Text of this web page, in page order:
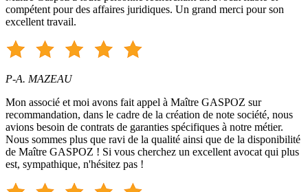
compétent pour des affaires juridiques. Un grand merci pour son
excellent travail.
P-A. MAZEAU
Mon associé et moi avons fait appel à Maître GASPOZ sur
recommandation, dans le cadre de la création de note société, nous
avions besoin de contrats de garanties spécifiques à notre métier.
Nous sommes plus que ravi de la qualité ainsi que de la disponibilité
de Maître GASPOZ ! Si vous cherchez un excellent avocat qui plus
est, sympathique, n'hésitez pas !